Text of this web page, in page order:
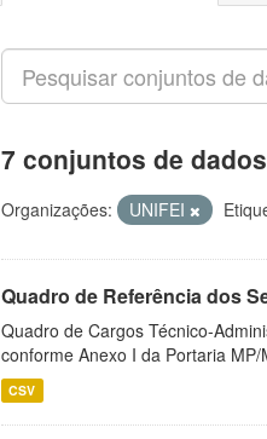
7 conjuntos de
Organizações: UNIFEI
Quadro de Referência dos
Quadro de Cargos Técnico-
conforme Anexo I da Portaria MP/
CSV